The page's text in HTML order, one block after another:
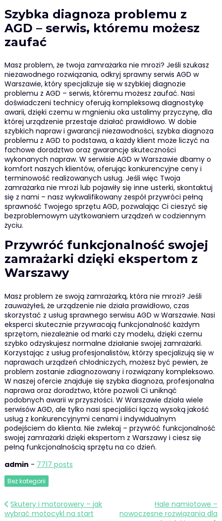
Szybka diagnoza problemu z
AGD – serwis, któremu możesz
zaufać
Masz problem, że twoja zamrażarka nie mrozi? Jeśli szukasz
niezawodnego rozwiązania, odkryj sprawny serwis AGD w
Warszawie, który specjalizuje się w szybkiej diagnozie
problemu z AGD – serwis, któremu możesz zaufać. Nasi
doświadczeni technicy oferują kompleksową diagnostykę
awarii, dzięki czemu w mgnieniu oka ustalimy przyczynę, dla
której urządzenie przestaje działać prawidłowo. W dobie
szybkich napraw i gwarancji niezawodności, szybka diagnoza
problemu z AGD to podstawa, a każdy klient może liczyć na
fachowe doradztwo oraz gwarancję skuteczności
wykonanych napraw. W serwisie AGD w Warszawie dbamy o
komfort naszych klientów, oferując konkurencyjne ceny i
terminowość realizowanych usług. Jeśli więc Twoja
zamrażarka nie mrozi lub pojawiły się inne usterki, skontaktuj
się z nami – nasz wykwalifikowany zespół przywróci pełną
sprawność Twojego sprzętu AGD, pozwalając Ci cieszyć się
bezproblemowym użytkowaniem urządzeń w codziennym
życiu.
Przywróć funkcjonalność swojej
zamrażarki dzięki ekspertom z
Warszawy
Masz problem ze swoją zamrażarką, która nie mrozi? Jeśli
zauważyłeś, że urządzenie nie działa prawidłowo, czas
skorzystać z usług sprawnego serwisu AGD w Warszawie. Nasi
eksperci skutecznie przywracają funkcjonalność każdym
sprzętom, niezależnie od marki czy modelu, dzięki czemu
szybko odzyskujesz normalne działanie swojej zamrażarki.
Korzystając z usług profesjonalistów, którzy specjalizują się w
naprawach urządzeń chłodniczych, możesz być pewien, że
problem zostanie zdiagnozowany i rozwiązany kompleksowo.
W naszej ofercie znajduje się szybka diagnoza, profesjonalna
naprawa oraz doradztwo, które pozwoli Ci uniknąć
podobnych awarii w przyszłości. W Warszawie działa wiele
serwisów AGD, ale tylko nasi specjaliści łączą wysoką jakość
usług z konkurencyjnymi cenami i indywidualnym
podejściem do klienta. Nie zwlekaj – przywróć funkcjonalność
swojej zamrażarki dzięki ekspertom z Warszawy i ciesz się
pełną funkcjonalnością sprzętu na co dzień.
admin - 7717 posts
Bez kategorii
Nawigacja
Skutery i motorowery – jak
wybrać motocykl na start
Hale namiotowe –
nowoczesne rozwiązania dla